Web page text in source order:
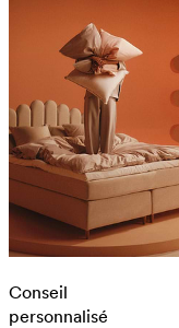
Conseil
personnalisé